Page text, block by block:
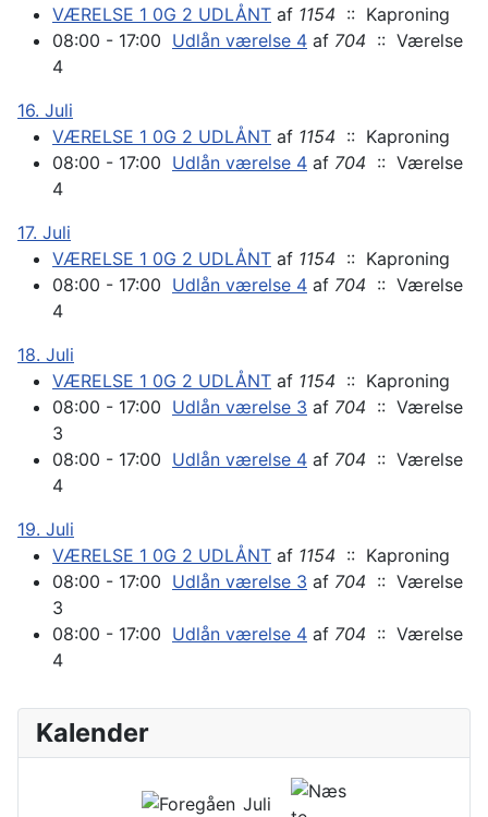
VÆRELSE 1 0G 2 UDLÅNT af 1154 :: Kaproning
08:00 - 17:00 Udlån værelse 4 af 704 :: Værelse
4
16. Juli
VÆRELSE 1 0G 2 UDLÅNT af 1154 :: Kaproning
08:00 - 17:00 Udlån værelse 4 af 704 :: Værelse
4
17. Juli
VÆRELSE 1 0G 2 UDLÅNT af 1154 :: Kaproning
08:00 - 17:00 Udlån værelse 4 af 704 :: Værelse
4
18. Juli
VÆRELSE 1 0G 2 UDLÅNT af 1154 :: Kaproning
08:00 - 17:00 Udlån værelse 3 af 704 :: Værelse
3
08:00 - 17:00 Udlån værelse 4 af 704 :: Værelse
4
19. Juli
VÆRELSE 1 0G 2 UDLÅNT af 1154 :: Kaproning
08:00 - 17:00 Udlån værelse 3 af 704 :: Værelse
3
08:00 - 17:00 Udlån værelse 4 af 704 :: Værelse
4
Kalender
Juli